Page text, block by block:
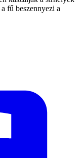
fű beszennyezi a